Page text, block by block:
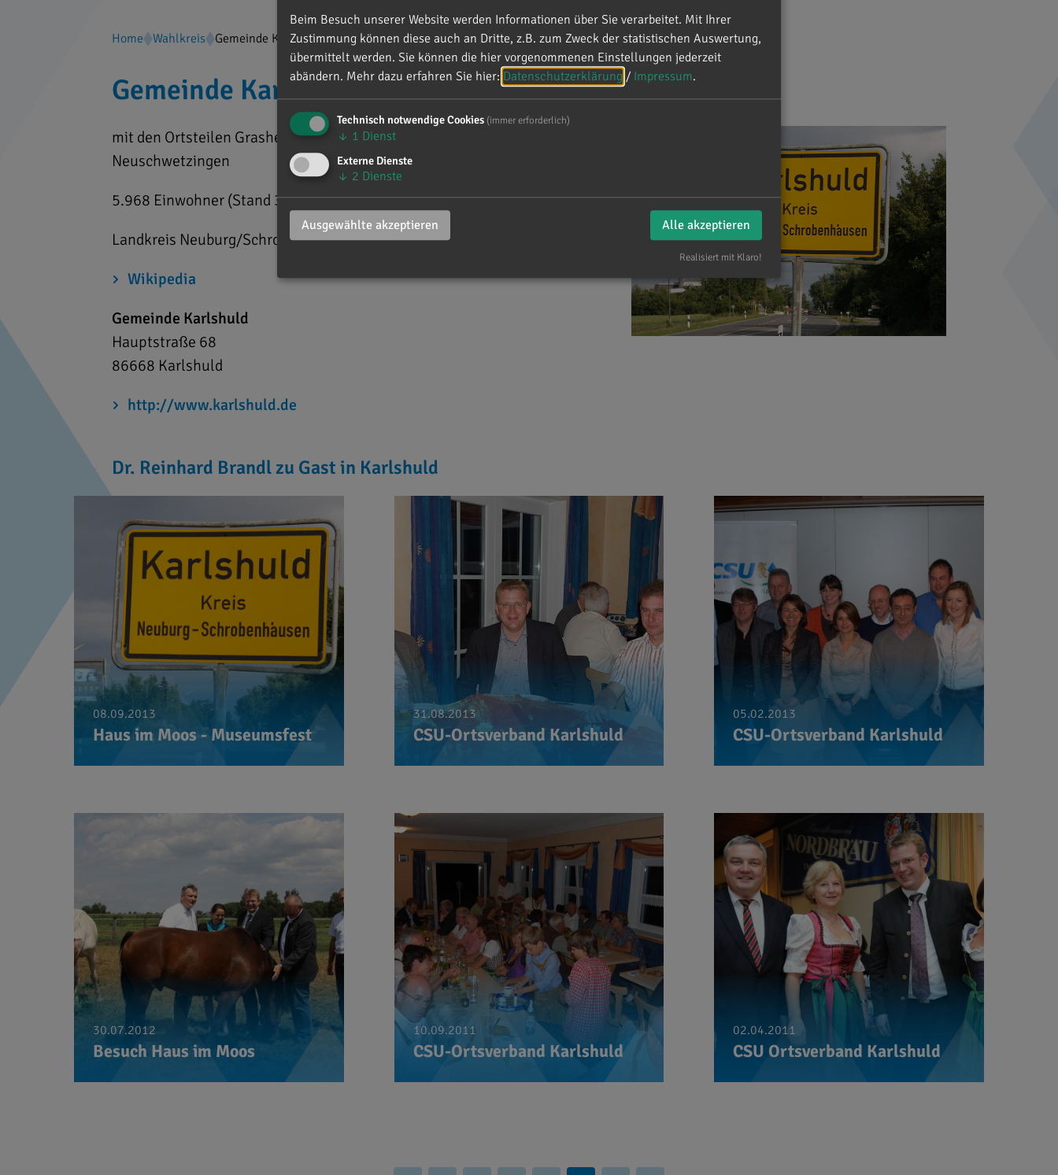
Home Wahlkreis Gemeinde Karlshuld
Gemeinde Karlshuld
mit den Ortsteilen Grasheim, Kleinhohenried, Kochheim, Nazibühl und
Neuschwetzingen
5.968 Einwohner (Stand 31.12.2020)
Landkreis Neuburg/Schrobenhausen
Wikipedia
Gemeinde Karlshuld
Hauptstraße 68
86668 Karlshuld
http://www.karlshuld.de
Dr. Reinhard Brandl zu Gast in Karlshuld
08.09.2013
Haus im Moos - Museumsfest
31.08.2013
CSU-Ortsverband Karlshuld
05.02.2013
CSU-Ortsverband Karlshuld
30.07.2012
Besuch Haus im Moos
10.09.2011
CSU-Ortsverband Karlshuld
02.04.2011
CSU Ortsverband Karlshuld
Beim Besuch unserer Website werden Informationen über Sie verarbeitet. Mit Ihrer
Zustimmung können diese auch an Dritte, z.B. zum Zweck der statistischen Auswertung,
übermittelt werden. Sie können die hier vorgenommenen Einstellungen jederzeit
abändern. Mehr dazu erfahren Sie hier: Datenschutzerklärung / Impressum.
Technisch notwendige Cookies (immer erforderlich)
↓ 1 Dienst
Externe Dienste
↓ 2 Dienste
Ausgewählte akzeptieren Alle akzeptieren
Realisiert mit Klaro!